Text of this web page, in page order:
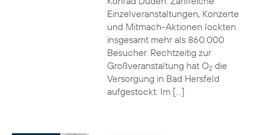
Einzelveranstaltungen, Konzerte
und Mitmach-Aktionen lockten
insgesamt mehr als 860.000
Besucher. Rechtzeitig zur
Großveranstaltung hat O2die
Versorgung in Bad Hersfeld
aufgestockt. Im […]